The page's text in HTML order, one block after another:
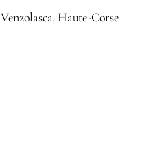
Haute-Corse